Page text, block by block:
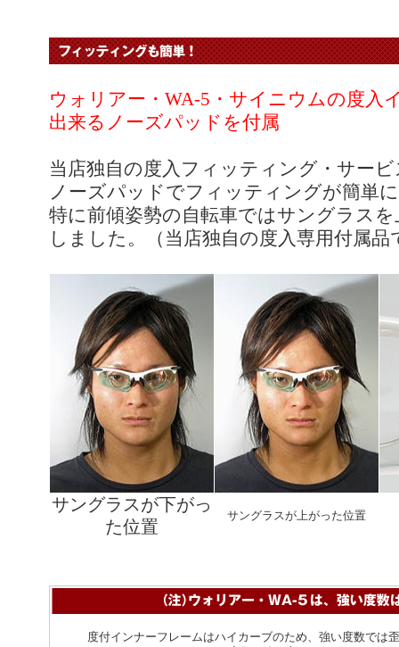
ウォリアー・WA-5・サイニウムの度入
出来るノーズパッドを付属
当店独自の度入フィッティング・サー
ノーズパッドでフィッティングが簡単
特に前傾姿勢の自転車ではサングラス
しました。（当店独自の度入専用付属品
サングラスが下がっ
た位置
サングラスが上がった位置
度付インナーフレームはハイカーブのため、強い度数では